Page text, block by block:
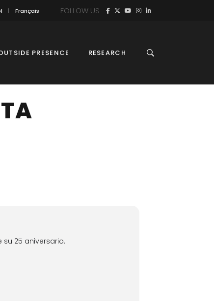
Français FOLLOW US
PRESENCE RESEARCH
25 aniversario.